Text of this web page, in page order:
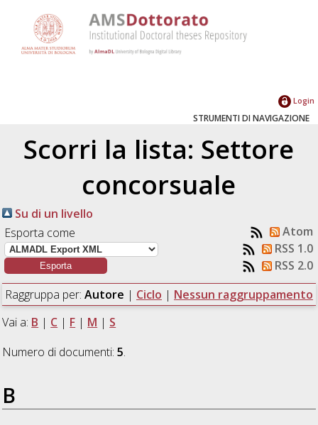
Login
STRUMENTI DI NAVIGAZIONE
Scorri la lista: Settore
concorsuale
Su di un livello
Esporta come
Atom
RSS 1.0
RSS 2.0
Raggruppa per: Autore | Ciclo | Nessun raggruppamento
Vai a: B | C | F | M | S
Numero di documenti:5.
B